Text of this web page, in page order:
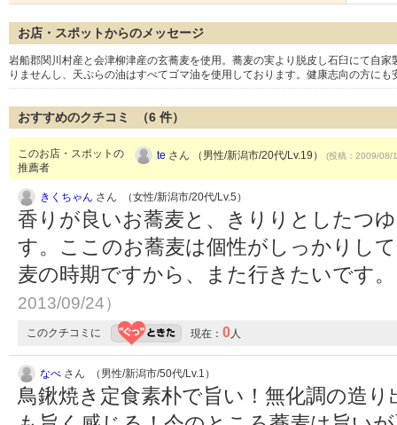
お店・スポットからのメッセージ
岩船郡関川村産と会津柳津産の玄蕎麦を使用。蕎麦の実より脱皮し石臼にて自
りませんし、天ぷらの油はすべてゴマ油を使用しております。健康志向の方に
おすすめのクチコミ （6 件）
このお店・スポットの
推薦者
te さん （男性/新潟市/20代/Lv.19） (投稿：2009/08/
きくちゃん さん （女性/新潟市/20代/Lv.5）
香りが良いお蕎麦と、きりりとしたつ
す。ここのお蕎麦は個性がしっかりし
麦の時期ですから、また行きたいです
2013/09/24）
このクチコミに 現在： 0人
なべ さん （男性/新潟市/50代/Lv.1）
鳥鍬焼き定食素朴で旨い！無化調の造